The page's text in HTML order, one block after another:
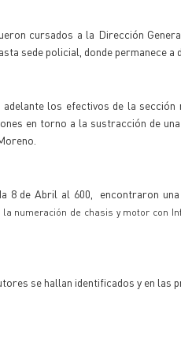
cursados a la Dirección
sede policial, donde permanece a
los efectivos de la
en torno a la sustracción de
8 de Abril al 600, encontraron
la numeración de chasis y motor con
se hallan identificados y en las